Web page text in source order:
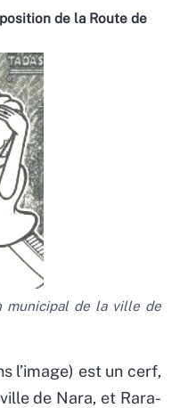
de la Route de
municipal de la ville de
l’image) est un cerf,
de Nara, et Rara-